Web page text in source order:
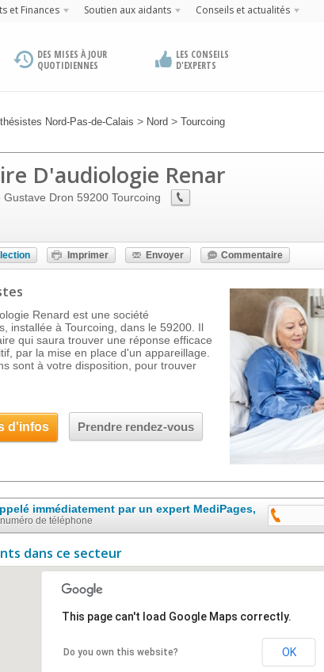
et Finances Soutien aux aidants Conseils et actualités
DES MISES À JOUR
QUOTIDIENNES
LES CONSEILS
D'EXPERTS
Nord-Pas-de-Calais > Nord > Tourcoing
D'audiologie Renar
Gustave Dron 59200 Tourcoing
Imprimer Envoyer Commentaire
Renard est une société
installée à Tourcoing, dans le 59200. Il
qui saura trouver une réponse efficace
par la mise en place d'un appareillage.
sont à votre disposition, pour trouver
d'infos Prendre rendez-vous
immédiatement par un expert MediPages,
de téléphone
dans ce secteur
This page can't load Google Maps correctly.
Do you own this website? OK